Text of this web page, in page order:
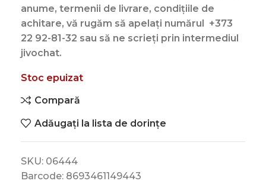
anume, termenii de livrare, condițiile de
achitare, vă rugăm să apelați numărul +373
22 92-81-32 sau să ne scrieți prin intermediul
jivochat.
Stoc epuizat
Compară
Adăugați la lista de dorințe
SKU: 06444
Barcode: 8693461149443